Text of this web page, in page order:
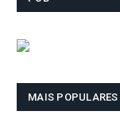
MAIS POPULARES